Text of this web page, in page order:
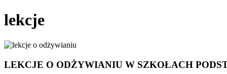
lekcje
LEKCJE O ODŻYWIANIU W SZKOŁACH